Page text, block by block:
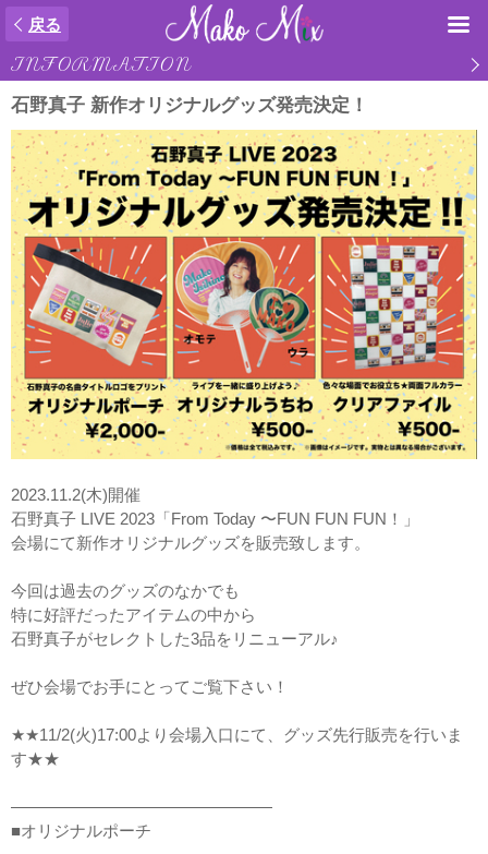
戻る
INFORMATION
石野真子 新作オリジナルグッズ発売決定！
2023.11.2(木)開催
石野真子 LIVE 2023「From Today 〜FUN FUN FUN！」
会場にて新作オリジナルグッズを販売致します。
今回は過去のグッズのなかでも
特に好評だったアイテムの中から
石野真子がセレクトした3品をリニューアル♪
ぜひ会場でお手にとってご覧下さい！
★★11/2(火)17:00より会場入口にて、グッズ先行販売を行いま
す★★
————————————————
■オリジナルポーチ